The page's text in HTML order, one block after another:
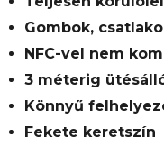
Gombok,
NFC-vel nem
3 méterig
Könnyű
Fekete keretszín